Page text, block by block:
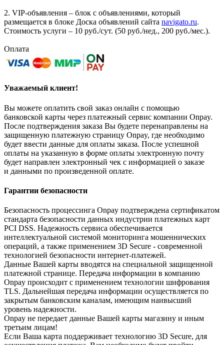
2. VIP-объявления – блок с объявлениями, который
размещается в блоке Доска объявлений сайта navigato.ru.
Стоимость услуги – 10 руб./сут. (50 руб./нед., 200 руб./мес.).
Оплата
Уважаемый клиент!
Вы можете оплатить свой заказ онлайн с помощью
банковской карты через платежный сервис компании Onpay.
После подтверждения заказа Вы будете перенаправлены на
защищенную платежную страницу Onpay, где необходимо
будет ввести данные для оплаты заказа. После успешной
оплаты на указанную в форме оплаты электронную почту
будет направлен электронный чек с информацией о заказе
и данными по произведенной оплате.
Гарантии безопасности
Безопасность процессинга Onpay подтверждена сертификатом
стандарта безопасности данных индустрии платежных карт
PCI DSS. Надежность сервиса обеспечивается
интеллектуальной системой мониторинга мошеннических
операций, а также применением 3D Secure - современной
технологией безопасности интернет-платежей.
Данные Вашей карты вводятся на специальной защищенной
платежной странице. Передача информации в компанию
Onpay происходит с применением технологии шифрования
TLS. Дальнейшая передача информации осуществляется по
закрытым банковским каналам, имеющим наивысший
уровень надежности.
Onpay не передает данные Вашей карты магазину и иным
третьим лицам!
Если Ваша карта поддерживает технологию 3D Secure, для